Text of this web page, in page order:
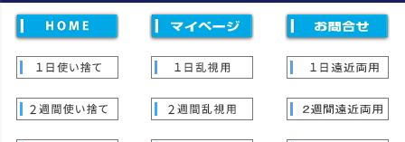
価格
〜
並び順
登録順